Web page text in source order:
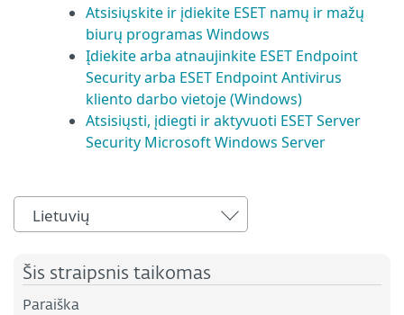
Atsisiųskite ir įdiekite ESET namų ir mažų
biurų programas Windows
Įdiekite arba atnaujinkite ESET Endpoint
Security arba ESET Endpoint Antivirus
kliento darbo vietoje (Windows)
Atsisiųsti, įdiegti ir aktyvuoti ESET Server
Security Microsoft Windows Server
Lietuvių
Šis straipsnis taikomas
Paraiška